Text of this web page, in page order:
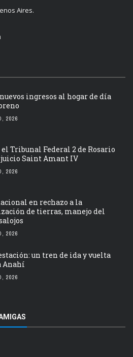
Aires.
ingresos al hogar de día
2026
Tribunal Federal 2 de Rosario
Saint Amant IV
2026
en rechazo a la
de tierras, manejo del
2026
un tren de ida y vuelta
Anahí
2026